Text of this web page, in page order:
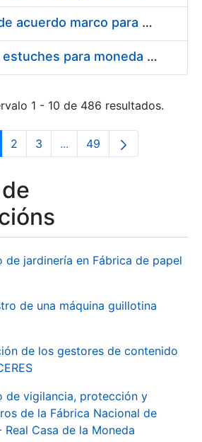
Contratación de acuerdo marco para el Suministro de Material de Electricidad para la Fábrica Nacional de Moneda y Timbre-Real Casa de la Moneda en su centro de trabajo de Burgos
Suministro de estuches para moneda de 30 €
1 - 10 de 486 resultados.
Páxina
2 Páxina
3 ...Páxinas intermedias Use
Páxina
49
de jardinería en Fábrica de papel
de una máquina guillotina
de los gestores de contenido
de vigilancia, protección y
de la Fábrica Nacional de
Casa de la Moneda